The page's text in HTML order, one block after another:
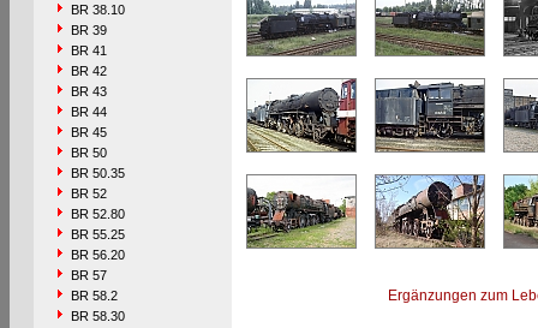
BR 38.10
BR 39
BR 41
BR 42
BR 43
BR 44
BR 45
BR 50
BR 50.35
BR 52
BR 52.80
BR 55.25
BR 56.20
BR 57
BR 58.2
BR 58.30
Ergänzungen zum